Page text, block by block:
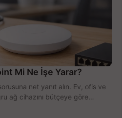
Mi Ne İşe Yarar?
net yanıt alın. Ev, ofis ve
ağ cihazını bütçeye göre